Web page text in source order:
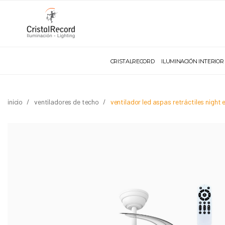
CRISTALRECORD ILUMINACIÓN INTERIOR
inicio ventiladores de techo ventilador led aspas retráctiles night